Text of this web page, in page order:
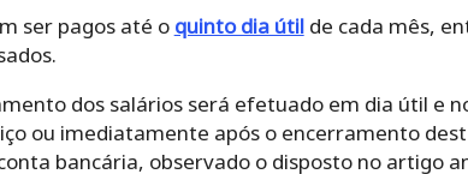
ser pagos até o quinto dia útilde cada mês,
dos salários será efetuado em dia útil e
ou imediatamente após o encerramento
bancária, observado o disposto no artigo